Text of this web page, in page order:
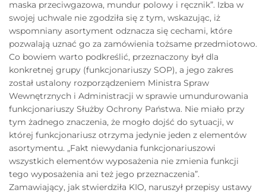
maska przeciwgazowa, mundur polowy i ręcznik”. Izba w
swojej uchwale nie zgodziła się z tym, wskazując, iż
wspomniany asortyment odznacza się cechami, które
pozwalają uznać go za zamówienia tożsame przedmiotowo.
Co bowiem warto podkreślić, przeznaczony był dla
konkretnej grupy (funkcjonariuszy SOP), a jego zakres
został ustalony rozporządzeniem Ministra Spraw
Wewnętrznych i Administracji w sprawie umundurowania
funkcjonariuszy Służby Ochrony Państwa. Nie miało przy
tym żadnego znaczenia, że mogło dojść do sytuacji, w
której funkcjonariusz otrzyma jedynie jeden z elementów
asortymentu. „Fakt niewydania funkcjonariuszowi
wszystkich elementów wyposażenia nie zmienia funkcji
tego wyposażenia ani też jego przeznaczenia”.
Zamawiający, jak stwierdziła KIO, naruszył przepisy ustawy